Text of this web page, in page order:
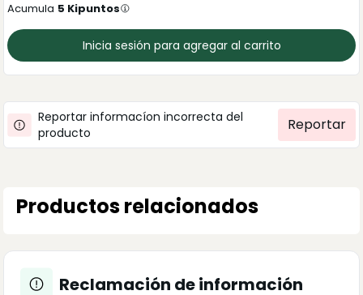
Acumula 5 Kipuntos
Inicia sesión para agregar al carrito
Reportar informacíon incorrecta del
producto
Reportar
Productos relacionados
Reclamación de información